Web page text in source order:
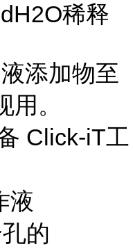
稀释
添加物至
。
Click-iT工
液
的